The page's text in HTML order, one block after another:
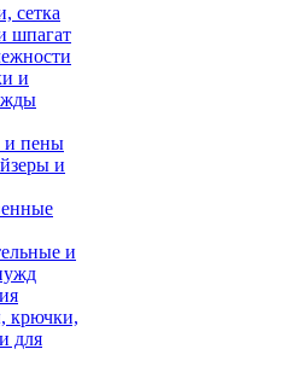
сетка
шпагат
и
и пены
и
и
крючки,
для